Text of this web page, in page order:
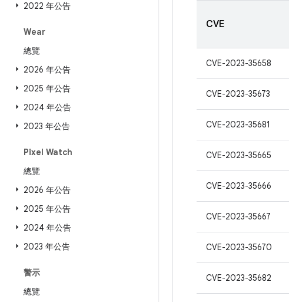
2022 年公告
Wear
總覽
2026 年公告
2025 年公告
2024 年公告
2023 年公告
Pixel Watch
總覽
2026 年公告
2025 年公告
2024 年公告
2023 年公告
警示
總覽
CVE
CVE-2023-35658
CVE-2023-35673
CVE-2023-35681
CVE-2023-35665
CVE-2023-35666
CVE-2023-35667
CVE-2023-35670
CVE-2023-35682